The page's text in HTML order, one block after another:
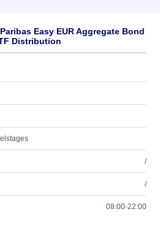
Easy EUR Aggregate Bond
Distribution
/
/
08:00-22:00